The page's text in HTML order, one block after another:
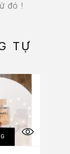
đó !
TỰ